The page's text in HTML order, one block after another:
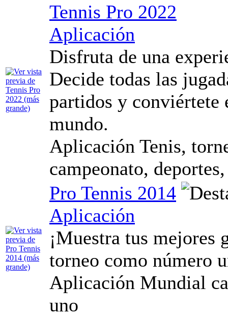
Tennis Pro 2022
Aplicación
Disfruta de una
Decide todas las
partidos y conviértete
mundo.
Aplicación Tenis,
campeonato,
Pro Tennis 2014
Aplicación
¡Muestra tus mejores
torneo como número
Aplicación Mundial
uno